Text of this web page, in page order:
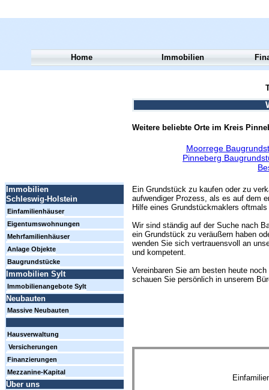
Weitere beliebte Orte im Kreis
Moorrege
Pinneberg
Ein Grundstück zu kaufen oder zu
aufwendiger Prozess, als es auf dem
Hilfe eines Grundstückmaklers
Wir sind ständig auf der Suche nach
ein Grundstück zu veräußern haben
wenden Sie sich vertrauensvoll an
und kompetent.
Vereinbaren Sie am besten heute
schauen Sie persönlich in unserem
Home Immobilien
Immobilien
Schleswig-Holstein
Einfamilienhäuser
Eigentumswohnungen
Mehrfamilienhäuser
Anlage Objekte
Baugrundstücke
Immobilien Sylt
Immobilienangebote Sylt
Neubauten
Massive Neubauten
Hausverwaltung
Versicherungen
Finanzierungen
Mezzanine-Kapital
Über uns